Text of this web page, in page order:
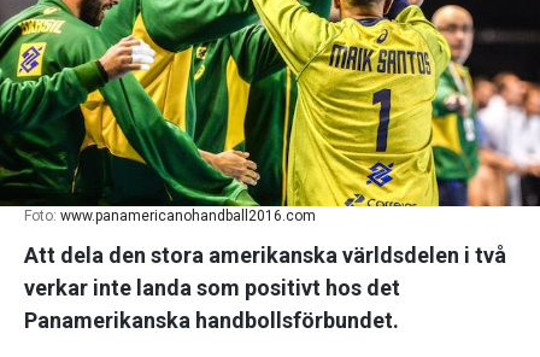
Foto: www.panamericanohandball2016.com
Att dela den stora amerikanska världsdelen i två
verkar inte landa som positivt hos det
Panamerikanska handbollsförbundet.